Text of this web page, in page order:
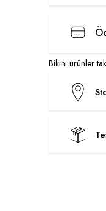
Bikini ürünler